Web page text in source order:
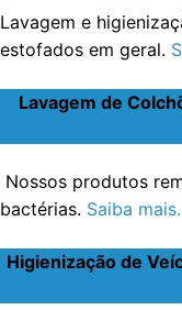
Lavagem e
estofados em geral.
Lavagem de
Nossos produtos
bactérias. Saiba
Higienização de